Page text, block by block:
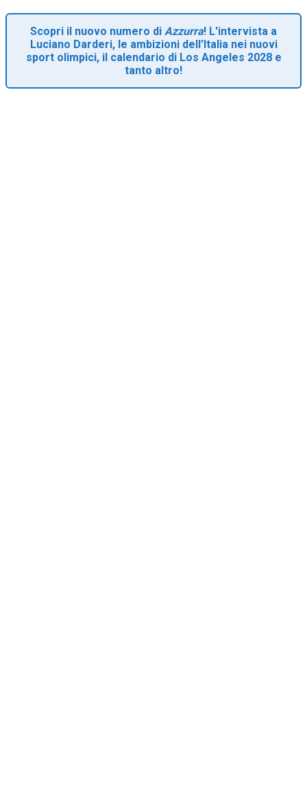
Scopri il nuovo numero di Azzurra! L'intervista a
Luciano Darderi, le ambizioni dell'Italia nei nuovi
sport olimpici, il calendario di Los Angeles 2028 e
tanto altro!